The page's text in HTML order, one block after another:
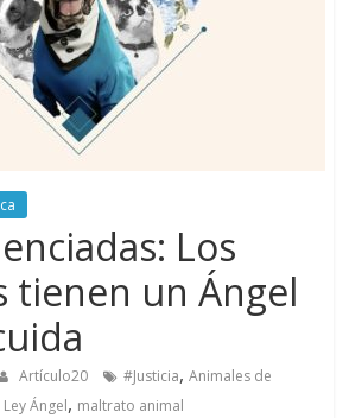
Los
tienen un Ángel
Artículo20 #Justicia,Animales de
Ley Ángel, maltrato animal